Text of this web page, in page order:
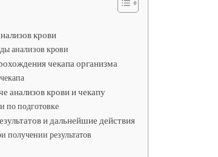
крови
анализов крови
чекапа организма
анализов крови и чекапу
по подготовке
и дальнейшие действия
получении результатов